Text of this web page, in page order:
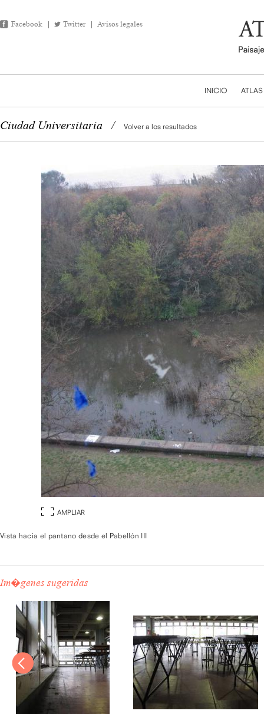
Facebook Twitter Avisos legales
INICIO ATLAS
Ciudad Universitaria / Volver a los resultados
AMPLIAR
Vista hacia el pantano desde el Pabellón III
Im�genes sugeridas